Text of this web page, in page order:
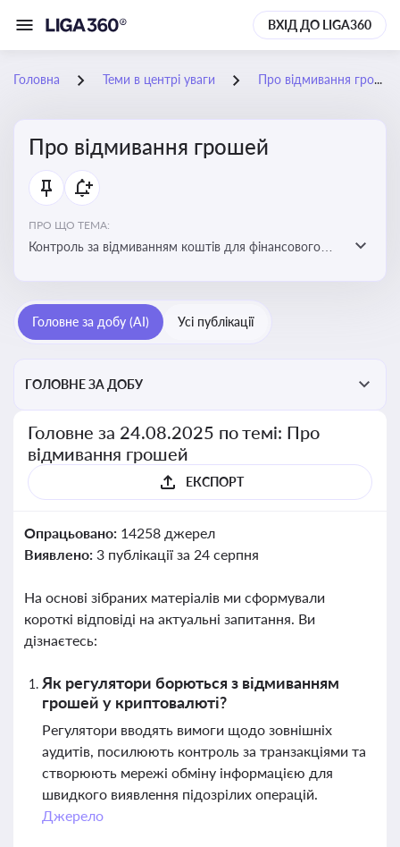
ВХІД ДО LIGA360
Головна Теми в центрі уваги Про відмивання грошей
Про відмивання грошей
ПРО ЩО ТЕМА:
Контроль за відмиванням коштів для фінансового
сплати податків. Вбудовування AML у договори та
Головне за добу (AI) Усі публікації
ГОЛОВНЕ ЗА ДОБУ
Головне за 24.08.2025 по темі: Про
відмивання грошей
ЕКСПОРТ
Опрацьовано: 14258 джерел
Виявлено: 3 публікації за 24 серпня
На основі зібраних матеріалів ми сформували
короткі відповіді на актуальні запитання. Ви
дізнаєтесь:
Як регулятори борються з відмиванням
грошей у криптовалюті?
Регулятори вводять вимоги щодо зовнішніх
аудитів, посилюють контроль за транзакціями та
створюють мережі обміну інформацією для
швидкого виявлення підозрілих операцій.
Джерело